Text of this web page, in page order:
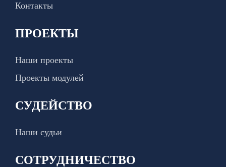
Контакты
ПРОЕКТЫ
Наши проекты
Проекты модулей
СУДЕЙСТВО
Наши судьи
СОТРУДНИЧЕСТВО